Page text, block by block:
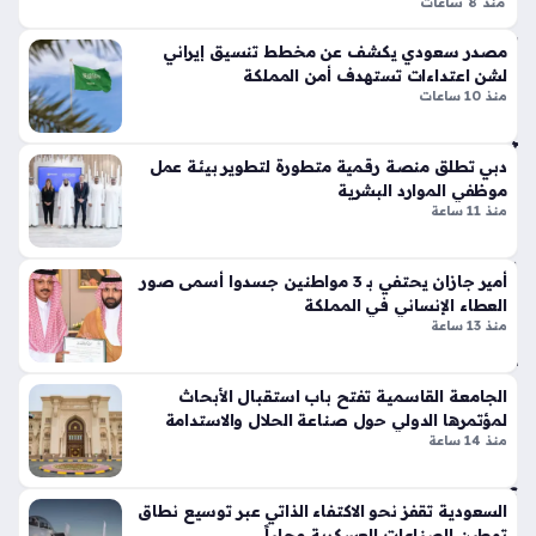
س
وبر
سب
س
تك
سر
عد
الت
ص
مي
م
الت
قلي
دي
سا
ت
وج
ما
عة
الح
ي
منذ
43
قة
تح
ال
ف
ع
س
ي
ثلاث
منطقة نجران يوم الخميس الموافق السادس من أغسطس عام
ألفين وستة وعشرين، حيث أكد اللواء تركي المالكي أن هذه الأفعال…
مصدر سعودي يكشف عن مخطط تنسيق إيراني
لشن اعتداءات تستهدف أمن المملكة
منذ 10 ساعات
دبي تطلق منصة رقمية متطورة لتطوير بيئة عمل
موظفي الموارد البشرية
منذ 11 ساعة
أمير جازان يحتفي بـ 3 مواطنين جسدوا أسمى صور
العطاء الإنساني في المملكة
منذ 13 ساعة
الجامعة القاسمية تفتح باب استقبال الأبحاث
لمؤتمرها الدولي حول صناعة الحلال والاستدامة
منذ 14 ساعة
السعودية تقفز نحو الاكتفاء الذاتي عبر توسيع نطاق